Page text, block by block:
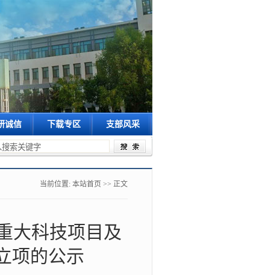
诚信 下载专区 支部风采
当前位置: 本站首页 >> 正文
大科技项目及
项的公示